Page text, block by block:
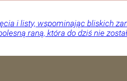
i listy, wspominając bliskich
raną, która do dziś nie